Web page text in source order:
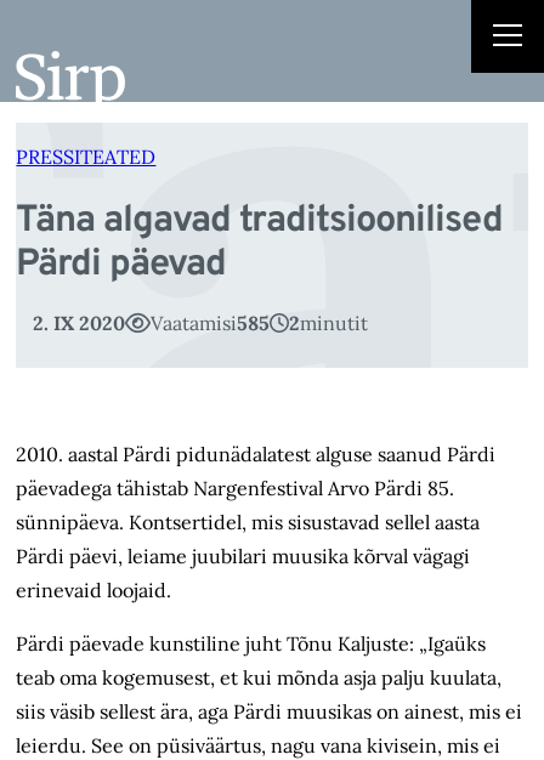
juurde
PRESSITEATED
Täna algavad traditsioonilised
Pärdi päevad
2. IX 2020 Vaatamisi585 2minutit
2010. aastal Pärdi pidunädalatest alguse saanud Pärdi
päevadega tähistab Nargenfestival Arvo Pärdi 85.
sünnipäeva. Kontsertidel, mis sisustavad sellel aasta
Pärdi päevi, leiame juubilari muusika kõrval vägagi
erinevaid loojaid.
Pärdi päevade kunstiline juht Tõnu Kaljuste: „Igaüks
teab oma kogemusest, et kui mõnda asja palju kuulata,
siis väsib sellest ära, aga Pärdi muusikas on ainest, mis ei
leierdu. See on püsiväärtus, nagu vana kivisein, mis ei